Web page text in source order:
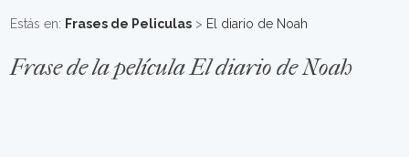
Estás en: Frases de Peliculas > El diario de Noah
Frase de la película El diario de Noah